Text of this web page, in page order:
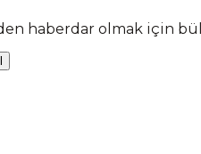
haberdar olmak için